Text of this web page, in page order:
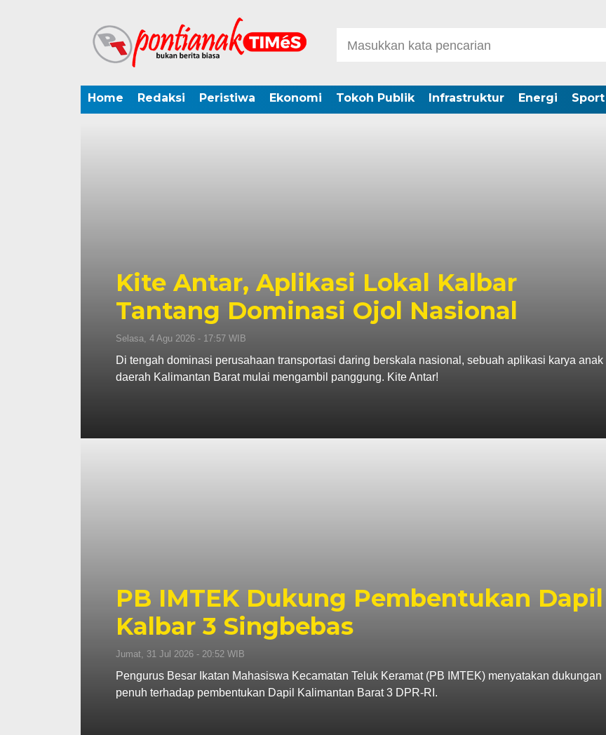
Home Redaksi Peristiwa Ekonomi Tokoh Publik Infrastruktur Energi Sport
Kite Antar, Aplikasi Lokal Kalbar
Tantang Dominasi Ojol Nasional
Selasa, 4 Agu 2026 - 17:57 WIB
Di tengah dominasi perusahaan transportasi daring berskala nasional, sebuah aplikasi karya anak
daerah Kalimantan Barat mulai mengambil panggung. Kite Antar!
PB IMTEK Dukung Pembentukan Dapil
Kalbar 3 Singbebas
Jumat, 31 Jul 2026 - 20:52 WIB
Pengurus Besar Ikatan Mahasiswa Kecamatan Teluk Keramat (PB IMTEK) menyatakan dukungan
penuh terhadap pembentukan Dapil Kalimantan Barat 3 DPR-RI.